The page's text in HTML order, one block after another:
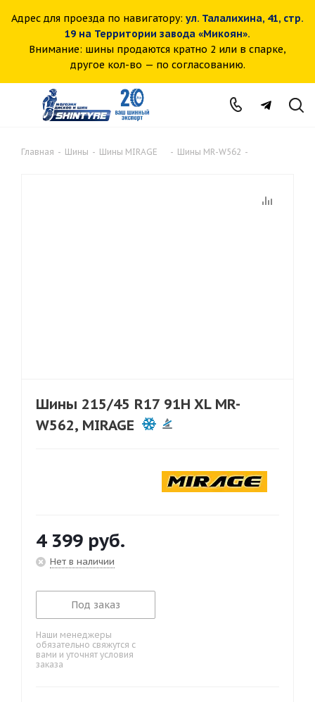
Адрес для проезда по навигатору: ул. Талалихина, 41, стр.
19 на Территории завода «Микоян».
Внимание: шины продаются кратно 2 или в спарке,
другое кол-во — по согласованию.
Главная - Шины - Шины MIRAGE - Шины MR-W562 -
Шины 215/45 R17 91H XL MR-
W562, MIRAGE
4 399 руб.
Нет в наличии
Под заказ
Наши менеджеры
обязательно свяжутся с
вами и уточнят условия
заказа